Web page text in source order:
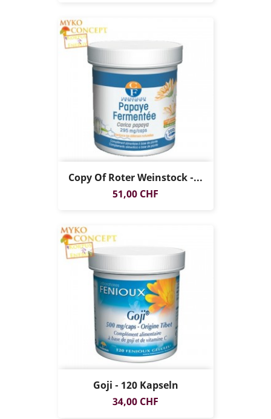
Copy Of Roter Weinstock -...
Preis
51,00 CHF
Goji - 120 Kapseln
Preis
34,00 CHF